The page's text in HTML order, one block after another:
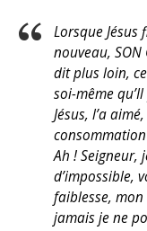
Lorsque
nouveau, SON
dit plus loin,
soi-même
Jésus, l’a
Ah ! Seigneur,
d’impossible,
faiblesse,
jamais je ne